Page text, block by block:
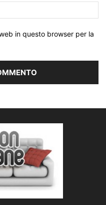
in questo browser per la